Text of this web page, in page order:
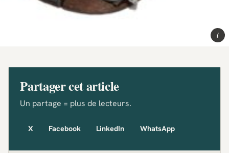
i
Partager cet article
Un partage = plus de lecteurs.
X Facebook LinkedIn WhatsApp